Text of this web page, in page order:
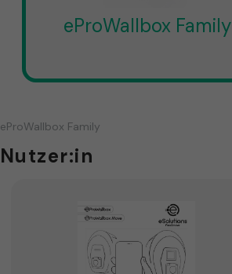
eProWallbox Family
eProWallbox Family
Nutzer:in